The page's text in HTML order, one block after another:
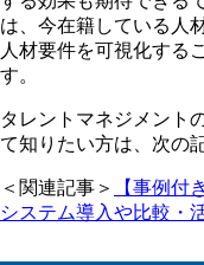
は、今在籍している人
人材要件を可視化する
す。
タレントマネジメント
て知りたい方は、次の
＜関連記事＞
【事例付
システム導入や比較・